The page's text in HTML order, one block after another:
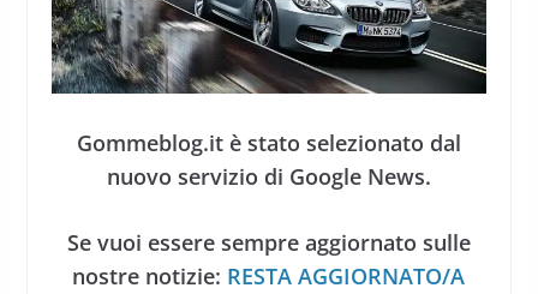
Gommeblog.it è stato selezionato dal
nuovo servizio di Google News.
Se vuoi essere sempre aggiornato sulle
nostre notizie: RESTA AGGIORNATO/A